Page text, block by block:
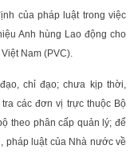
của pháp luật trong việc
Anh hùng Lao động cho
Nam (PVC).
chỉ đạo; chưa kịp thời,
các đơn vị trực thuộc Bộ
theo phân cấp quản lý; để
pháp luật của Nhà nước về